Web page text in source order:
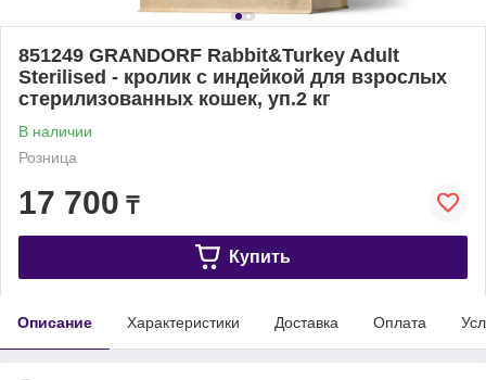
851249 GRANDORF Rabbit&Turkey Adult
Sterilised - кролик с индейкой для взрослых
стерилизованных кошек, уп.2 кг
В наличии
Розница
17 700 ₸
Купить
Описание Характеристики Доставка Оплата